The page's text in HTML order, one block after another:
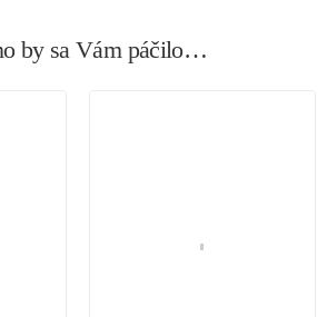
by sa Vám páčilo…